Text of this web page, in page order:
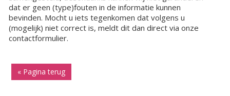
dat er geen (type)fouten in de informatie kunnen
bevinden. Mocht u iets tegenkomen dat volgens u
(mogelijk) niet correct is, meldt dit dan direct via onze
contactformulier.
« Pagina terug